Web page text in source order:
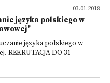
03.01.2018
języka polskiego w
języka polskiego w
REKRUTACJA DO 31